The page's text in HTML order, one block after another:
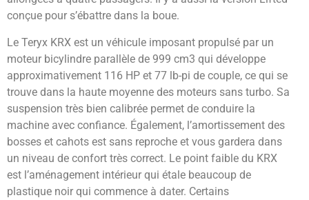
conçue pour s’ébattre dans la boue.
Le Teryx KRX est un véhicule imposant propulsé par un
moteur bicylindre parallèle de 999 cm3 qui développe
approximativement 116 HP et 77 lb-pi de couple, ce qui se
trouve dans la haute moyenne des moteurs sans turbo. Sa
suspension très bien calibrée permet de conduire la
machine avec confiance. Également, l’amortissement des
bosses et cahots est sans reproche et vous gardera dans
un niveau de confort très correct. Le point faible du KRX
est l’aménagement intérieur qui étale beaucoup de
plastique noir qui commence à dater. Certains